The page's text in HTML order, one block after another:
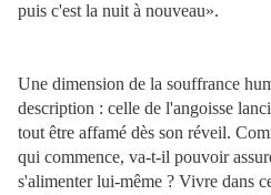
puis c'est la nuit à nouveau».
Une dimension de la souffrance
description : celle de l'angoisse
tout être affamé dès son réveil.
qui commence, va-t-il pouvoir
s'alimenter lui-même ? Vivre dans